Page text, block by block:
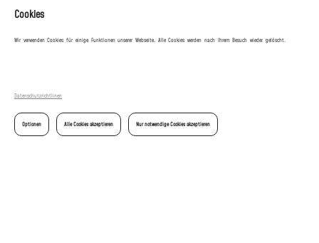
Versandinformationen
Cookies
Wir verwenden Cookies für einige Funktionen unserer Webseite. Alle Cookies werden nach Ihrem Besuch wieder gelöscht.
Datenschutzrichtlinen
Optionen Alle Cookies akzeptieren Nur notwendige Cookies akzeptieren